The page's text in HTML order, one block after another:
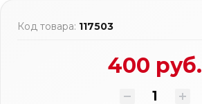
Код товара: 117503
400 руб.